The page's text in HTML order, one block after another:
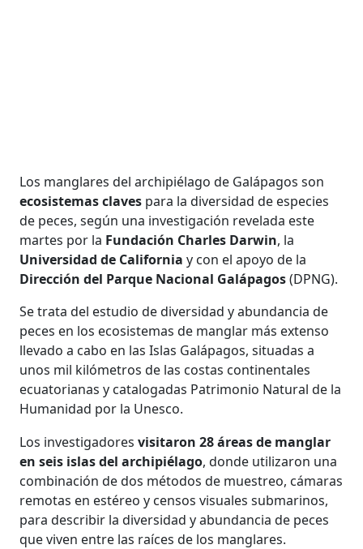
Los manglares del archipiélago de Galápagos son
ecosistemas claves para la diversidad de especies
de peces, según una investigación revelada este
martes por la Fundación Charles Darwin, la
Universidad de California y con el apoyo de la
Dirección del Parque Nacional Galápagos(DPNG).
Se trata del estudio de diversidad y abundancia de
peces en los ecosistemas de manglar más extenso
llevado a cabo en las Islas Galápagos, situadas a
unos mil kilómetros de las costas continentales
ecuatorianas y catalogadas Patrimonio Natural de la
Humanidad por la Unesco.
Los investigadoresvisitaron 28 áreas de manglar
en seis islas del archipiélago, donde utilizaron una
combinación de dos métodos de muestreo, cámaras
remotas en estéreo y censos visuales submarinos,
para describir la diversidad y abundancia de peces
que viven entre las raíces de los manglares.